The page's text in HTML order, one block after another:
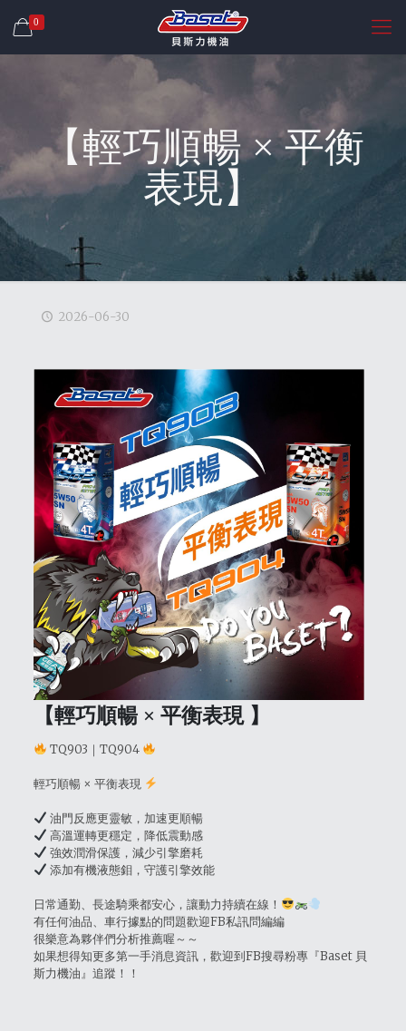
0
【輕巧順暢 × 平衡
表現】
2026-06-30
【輕巧順暢 × 平衡表現 】
TQ903｜TQ904
輕巧順暢 × 平衡表現
油門反應更靈敏，加速更順暢
高溫運轉更穩定，降低震動感
強效潤滑保護，減少引擎磨耗
添加有機液態鉬，守護引擎效能
日常通勤、長途騎乘都安心，讓動力持續在線！
有任何油品、車行據點的問題歡迎FB私訊問編編
很樂意為夥伴們分析推薦喔～～
如果想得知更多第一手消息資訊，歡迎到FB搜尋粉專『Baset 貝
斯力機油』追蹤！！